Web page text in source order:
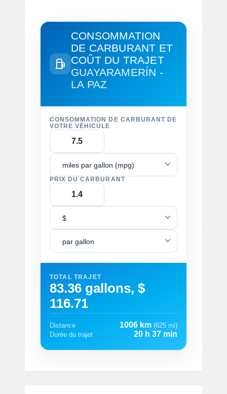
CONSOMMATION
DE CARBURANT ET
COÛT DU TRAJET
GUAYARAMERÍN -
LA PAZ
CONSOMMATION DE CARBURANT DE
VOTRE VÉHICULE
miles par gallon (mpg)
PRIX DU CARBURANT
$
par gallon
TOTAL TRAJET
83.36 gallons, $
116.71
Distance 1006 km (625 mi)
Durée du trajet
20 h 37 min